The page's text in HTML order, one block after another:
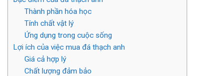
Thành phần hóa học
Tính chất vật lý
Ứng dụng trong cuộc sống
Lợi ích của việc mua đá thạch anh
Giá cả hợp lý
Chất lượng đảm bảo